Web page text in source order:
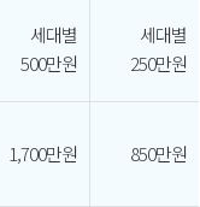
세대별
500만원
세대별
250만원
1,700만원 850만원